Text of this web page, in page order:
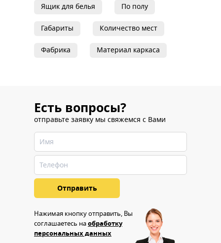
Ящик для белья По полу
Габариты Количество мест
Фабрика Материал каркаса
Есть вопросы?
отправьте заявку мы свяжемся с Вами
Нажимая кнопку отправить, Вы
соглашаетесь наобработку
персональных данных